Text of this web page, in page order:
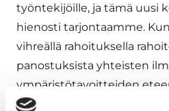
työntekijöille, ja tämä uusi
hienosti tarjontaamme.
vihreällä rahoituksella
panostuksista yhteisten
ympäristötavoitteiden
Oy Kissantassun